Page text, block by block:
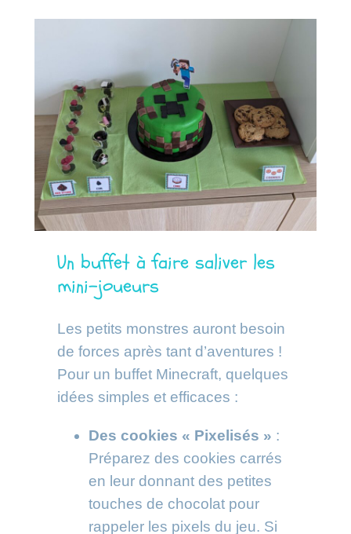
Un buffet à faire saliver les
mini-joueurs
Les petits monstres auront besoin
de forces après tant d’aventures !
Pour un buffet Minecraft, quelques
idées simples et efficaces :
Des cookies « Pixelisés » :
Préparez des cookies carrés
en leur donnant des petites
touches de chocolat pour
rappeler les pixels du jeu. Si